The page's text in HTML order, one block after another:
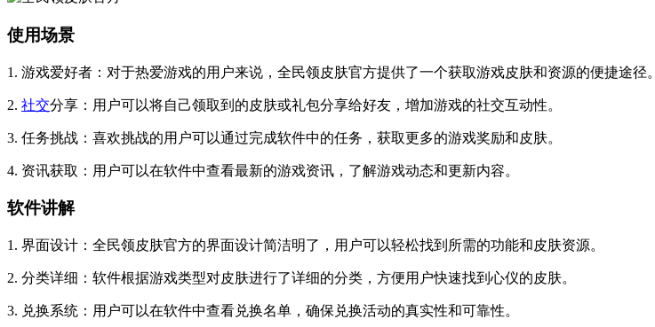
使用场景
1. 游戏爱好者：对于热爱游戏的用户来说，全民领皮肤官方提供了一个获取游戏皮肤和资源的便捷途径。
2. 社交分享：用户可以将自己领取到的皮肤或礼包分享给好友，增加游戏的社交互动性。
3. 任务挑战：喜欢挑战的用户可以通过完成软件中的任务，获取更多的游戏奖励和皮肤。
4. 资讯获取：用户可以在软件中查看最新的游戏资讯，了解游戏动态和更新内容。
软件讲解
1. 界面设计：全民领皮肤官方的界面设计简洁明了，用户可以轻松找到所需的功能和皮肤资源。
2. 分类详细：软件根据游戏类型对皮肤进行了详细的分类，方便用户快速找到心仪的皮肤。
3. 兑换系统：用户可以在软件中查看兑换名单，确保兑换活动的真实性和可靠性。